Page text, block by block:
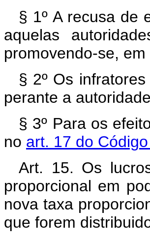
§ 1º A recusa de
aquelas
promovendo-se,
§ 2º Os
perante a
§ 3º Para os
no art. 17 do
Art. 15. Os
proporcional em
nova taxa
que forem